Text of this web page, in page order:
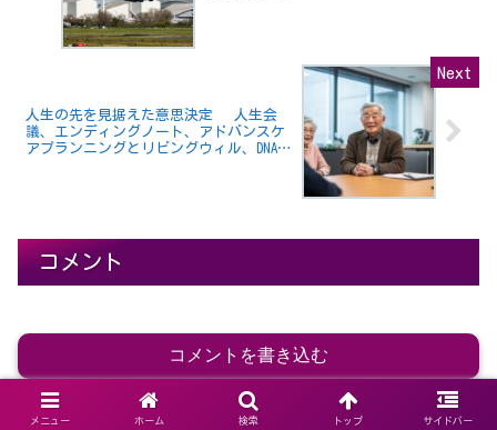
人生の先を見据えた意思決定 人生会
議、エンディングノート、アドバンスケ
アプランニングとリビングウィル、DNAR
コメント
コメントを書き込む
メニュー ホーム 検索 トップ サイドバー